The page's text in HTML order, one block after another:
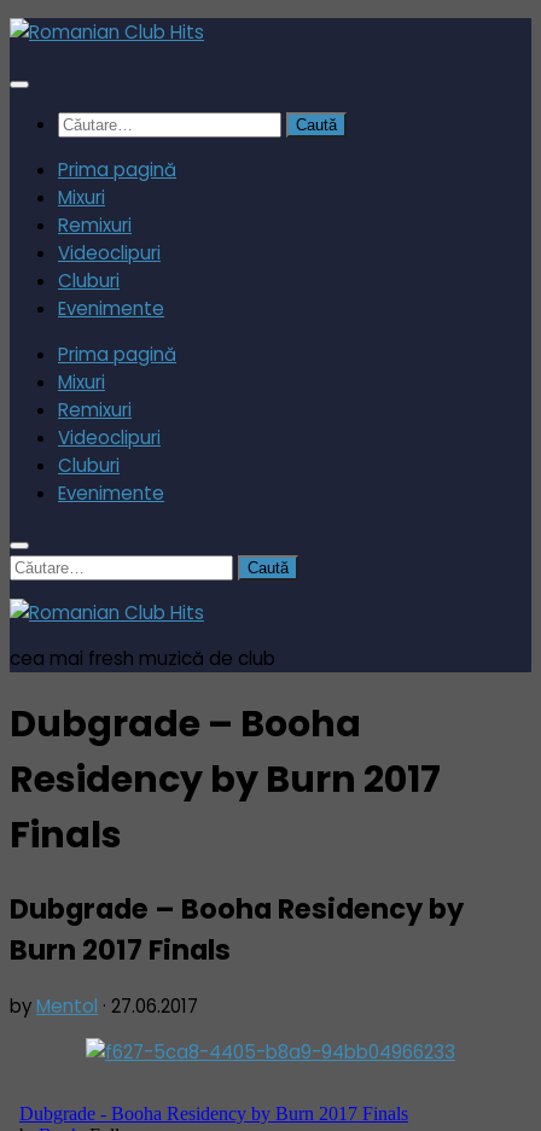
Skip
content
Caută
Prima pagină
Mixuri
Remixuri
Videoclipuri
Cluburi
Evenimente
Prima pagină
Mixuri
Remixuri
Videoclipuri
Cluburi
Evenimente
Caută
după:
cea mai fresh muzică de club
Dubgrade – Booha
Residency by Burn 2017
Finals
Dubgrade – Booha Residency by
Burn 2017 Finals
byMentol · 27.06.2017